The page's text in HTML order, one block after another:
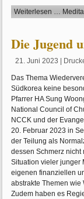
Weiterlesen …
Die Jugend
21. Juni 2023
Das Thema
Südkorea keine
Pfarrer HA Sung
National Council of
NCCK und der
20. Februar 2023 in
der Teilung als
dessen Schmerz nicht
Situation vieler junger
eigenen finanziellen
abstrakte Themen
Zudem haben es